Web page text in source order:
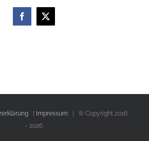
Facebook
X
| Impressum| © Copyright 2016
- 2026